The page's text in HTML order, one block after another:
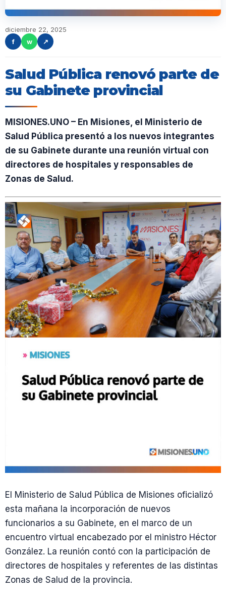
diciembre 22, 2025
f
w ↗
Salud Pública renovó parte de
su Gabinete provincial
MISIONES.UNO – En Misiones, el Ministerio de
Salud Pública presentó a los nuevos integrantes
de su Gabinete durante una reunión virtual con
directores de hospitales y responsables de
Zonas de Salud.
El Ministerio de Salud Pública de Misiones oficializó
esta mañana la incorporación de nuevos
funcionarios a su Gabinete, en el marco de un
encuentro virtual encabezado por el ministro Héctor
González. La reunión contó con la participación de
directores de hospitales y referentes de las distintas
Zonas de Salud de la provincia.